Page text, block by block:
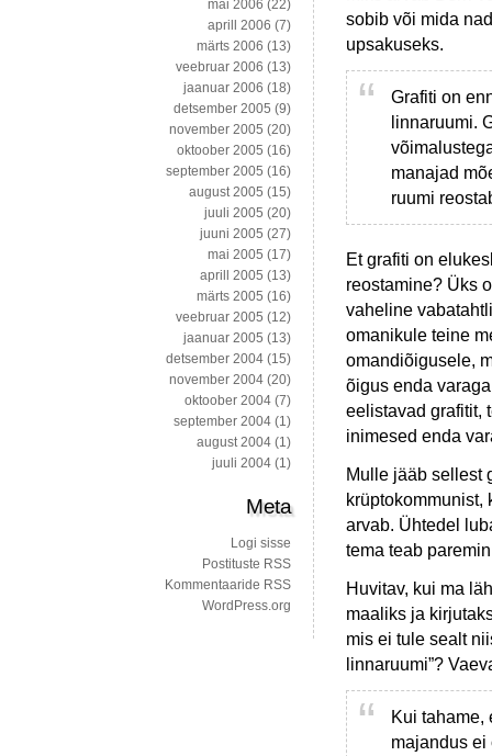
sobib või mida
upsakuseks.
Grafiti on
linnaruumi.
manajad
ruumi
Et grafiti on
reostamine? Üks
vaheline
omanikule teine
omandiõigusele,
õigus enda
eelistavad grafitit,
inimesed enda
Mulle jääb sellest
krüptokommunist,
arvab. Ühtedel
tema teab
Huvitav, kui ma
maaliks ja
mis ei tule sealt
linnaruumi”?
Kui tahame,
majandus ei
mai 2006 (22)
aprill 2006 (7)
märts 2006 (13)
veebruar 2006 (13)
jaanuar 2006 (18)
detsember 2005 (9)
november 2005 (20)
oktoober 2005 (16)
september 2005 (16)
august 2005 (15)
juuli 2005 (20)
juuni 2005 (27)
mai 2005 (17)
aprill 2005 (13)
märts 2005 (16)
veebruar 2005 (12)
jaanuar 2005 (13)
detsember 2004 (15)
november 2004 (20)
oktoober 2004 (7)
september 2004 (1)
august 2004 (1)
juuli 2004 (1)
Meta
Logi sisse
Postituste RSS
Kommentaaride RSS
WordPress.org